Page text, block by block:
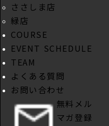
ささしま店
緑店
COURSE
EVENT SCHEDULE
TEAM
よくある質問
お問い合わせ
無料メル
マガ登録